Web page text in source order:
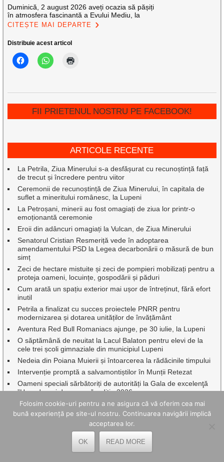
Duminică, 2 august 2026 aveți ocazia să pășiți
în atmosfera fascinantă a Evului Mediu, la
CITEȘTE MAI DEPARTE
Distribuie acest articol
FII PRIETENUL NOSTRU PE FACEBOOK!
ARTICOLE RECENTE
La Petrila, Ziua Minerului s-a desfășurat cu recunoștință față
de trecut și încredere pentru viitor
Ceremonii de recunoștință de Ziua Minerului, în capitala de
suflet a mineritului românesc, la Lupeni
La Petroșani, minerii au fost omagiați de ziua lor printr-o
emoționantă ceremonie
Eroii din adâncuri omagiați la Vulcan, de Ziua Minerului
Senatorul Cristian Resmeriță vede în adoptarea
amendamentului PSD la Legea decarbonării o măsură de bun
simț
Zeci de hectare mistuite și zeci de pompieri mobilizați pentru a
proteja oameni, locuințe, gospodării și păduri
Cum arată un spațiu exterior mai ușor de întreținut, fără efort
inutil
Petrila a finalizat cu succes proiectele PNRR pentru
modernizarea și dotarea unităților de învățământ
Aventura Red Bull Romaniacs ajunge, pe 30 iulie, la Lupeni
O săptămână de neuitat la Lacul Balaton pentru elevi de la
cele trei școli gimnaziale din municipiul Lupeni
Nedeia din Poiana Muierii și întoarcerea la rădăcinile timpului
Intervenție promptă a salvamontiștilor în Munții Retezat
Oameni speciali sărbătoriți de autorități la Gala de excelenţă
”Hunedoreni de succes”, ediția 2026
Caravana TIFF a transformat Mina Petrila în cinema în aer
liber.
Cum reduci costurile de livrare pentru magazinul online – 7
Vin Zilele Municipiului Petroșani, cu Oana Radu, Aurel Tămaș
și Johny Romano
Folosim cookie-uri pentru a ne asigura că vă oferim cea mai
bună experiență pe site-ul nostru. Continuarea navigării implică
acceptarea lor.
OK READ MORE